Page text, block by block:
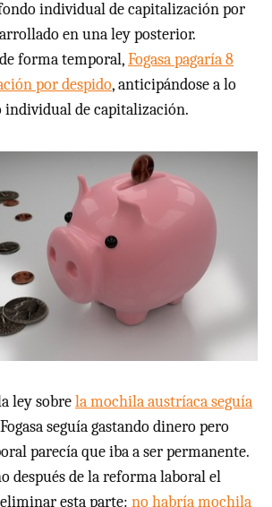
individual de capitalización por
en una ley posterior.
forma temporal,Fogasa pagaría 8
por despido, anticipándose a lo
individual de capitalización.
ley sobrela mochila austríaca seguía
seguía gastando dinero pero
parecía que iba a ser permanente.
después de la reforma laboral el
esta parte: no habría mochila